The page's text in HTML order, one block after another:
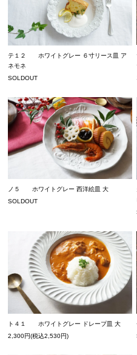
テ１２ ホワイトグレー ６寸リース皿 ア
ネモネ
SOLDOUT
ノ５ ホワイトグレー 西洋絵皿 大
SOLDOUT
ト４１ ホワイトグレー ドレープ皿 大
2,300円(税込2,530円)